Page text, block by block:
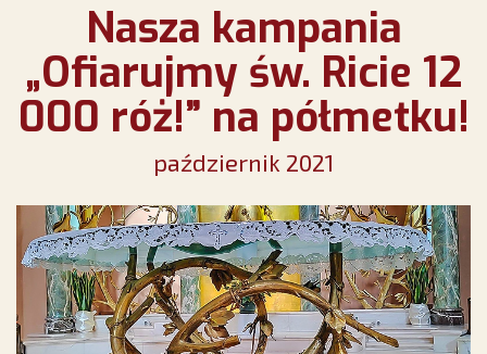
Nasza kampania
„Ofiarujmy św. Ricie 12
000 róż!” na półmetku!
październik 2021